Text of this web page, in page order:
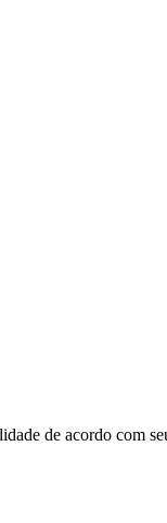
de acordo com